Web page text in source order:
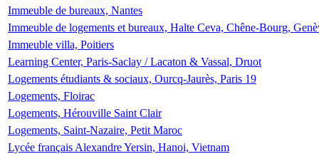
Immeuble de bureaux, Nantes
Immeuble de logements et bureaux, Halte Ceva, Chêne-Bourg,
Immeuble villa, Poitiers
Learning Center, Paris-Saclay / Lacaton & Vassal, Druot
Logements étudiants & sociaux, Ourcq-Jaurès, Paris 19
Logements, Floirac
Logements, Hérouville Saint Clair
Logements, Saint-Nazaire, Petit Maroc
Lycée français Alexandre Yersin, Hanoi, Vietnam